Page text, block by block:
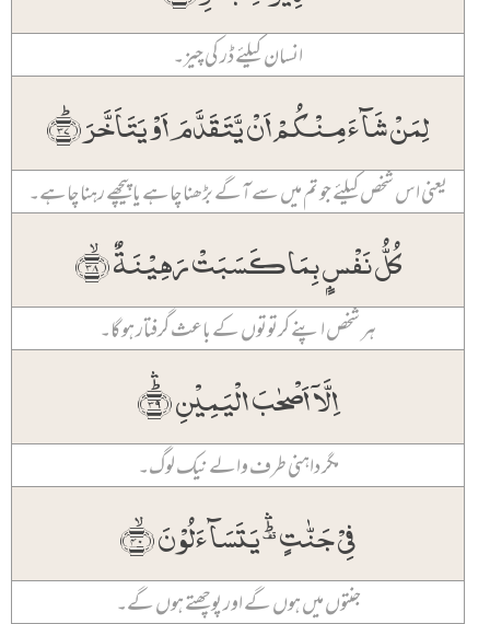
انسان کیلئے ڈر کی چیز۔
لِمَنۡ شَآءَ مِنۡکُمۡ اَنۡ یَّتَقَدَّمَ اَوۡ یَتَاَخَّرَ ﴿ؕ۳۷﴾
یعنی اس شخص کیلئے جو تم میں سے آگے بڑھنا چاہے یا پیچھے رہنا چاہے۔
کُلُّ نَفۡسٍۭ بِمَا کَسَبَتۡ رَہِیۡنَۃٌ ﴿ۙ۳۸﴾
ہر شخص اپنے کرتوتوں کے باعث گرفتار ہو گا۔
اِلَّاۤ اَصۡحٰبَ الۡیَمِیۡنِ ﴿ؕۛ۳۹﴾
مگر داہنی طرف والے نیک لوگ۔
فِیۡ جَنّٰتٍ ۟ؕۛ یَتَسَآءَلُوۡنَ ﴿ۙ۴۰﴾
جنتوں میں ہوں گے اور پوچھتے ہوں گے۔